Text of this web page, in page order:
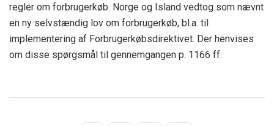
regler om forbrugerkøb. Norge og Island vedtog som nævnt
en ny selvstændig lov om forbrugerkøb, bl.a. til
implementering af Forbrugerkøbsdirektivet. Der henvises
om disse spørgsmål til gennemgangen p. 1166 ff.